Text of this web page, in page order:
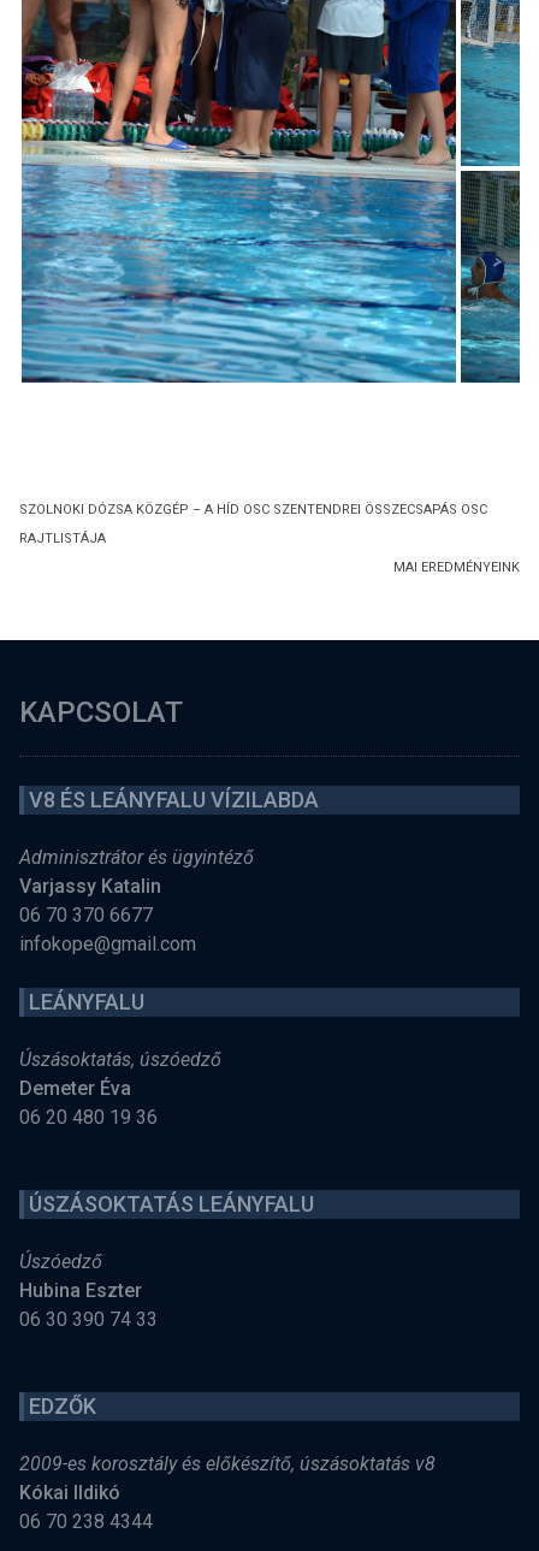
SZOLNOKI DÓZSA KÖZGÉP – A HÍD OSC SZENTENDREI ÖSSZECSAPÁS OSC
RAJTLISTÁJA
MAI EREDMÉNYEINK
KAPCSOLAT
V8 ÉS LEÁNYFALU VÍZILABDA
Adminisztrátor és ügyintéző
Varjassy Katalin
06 70 370 6677
infokope@gmail.com
LEÁNYFALU
Úszásoktatás, úszóedző
Demeter Éva
06 20 480 19 36
ÚSZÁSOKTATÁS LEÁNYFALU
Úszóedző
Hubina Eszter
06 30 390 74 33
EDZŐK
2009-es korosztály és előkészítő, úszásoktatás v8
Kókai Ildikó
06 70 238 4344